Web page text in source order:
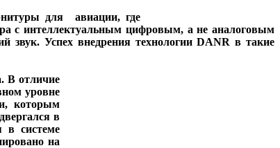
для авиации, где
с интеллектуальным цифровым, а не аналоговым
звук. Успех внедрения технологии DANR в такие
В отличие
уровне
которым
в
в системе
на